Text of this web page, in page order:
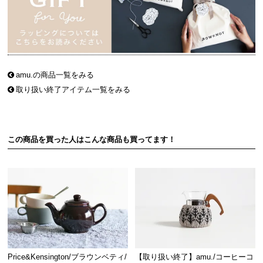
amu.の商品一覧をみる
取り扱い終了アイテム一覧をみる
この商品を買った人はこんな商品も買ってます！
Price&Kensington/ブラウンベティ/ 【取り扱い終了】amu./コーヒーコ